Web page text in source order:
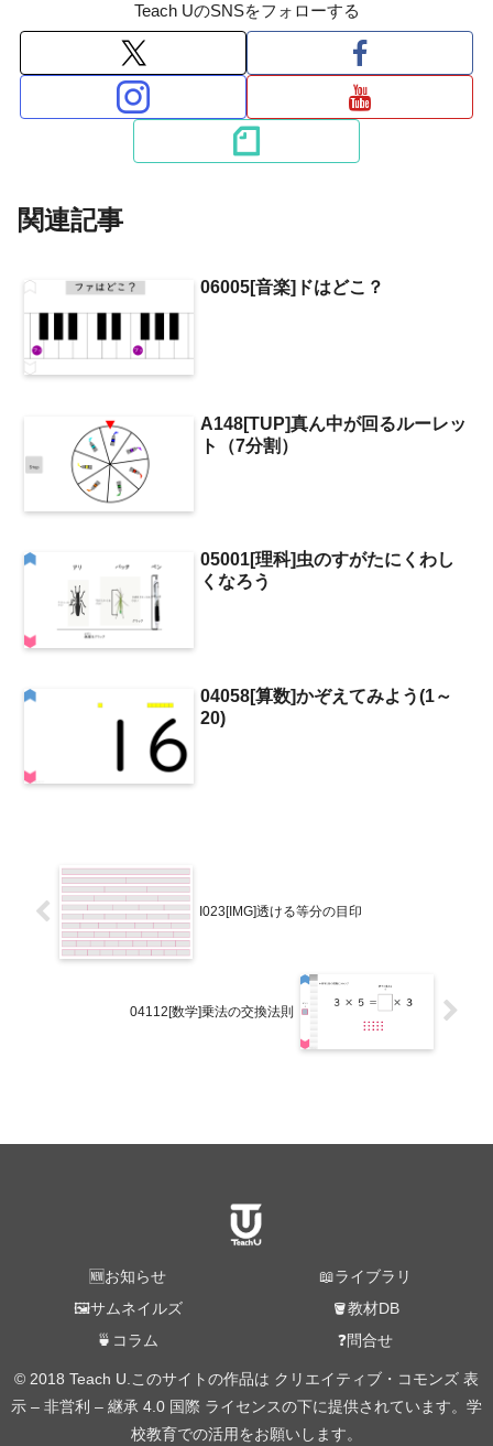
Teach UのSNSをフォローする
関連記事
06005[音楽]ドはどこ？
A148[TUP]真ん中が回るルーレッ
ト（7分割）
05001[理科]虫のすがたにくわし
くなろう
04058[算数]かぞえてみよう(1～
20)
I023[IMG]透ける等分の目印
04112[数学]乗法の交換法則
🆕お知らせ
📖ライブラリ
🖼️サムネイルズ
🪣教材DB
🍵コラム
❓問合せ
© 2018 Teach U.このサイトの作品は クリエイティブ・コモンズ 表
示 – 非営利 – 継承 4.0 国際 ライセンスの下に提供されています。学
校教育での活用をお願いします。